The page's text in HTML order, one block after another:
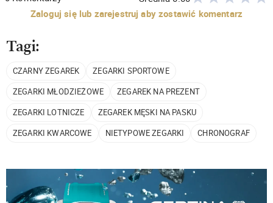
Zaloguj się lub zarejestruj aby zostawić komentarz
Tagi:
CZARNY ZEGAREK
ZEGARKI SPORTOWE
ZEGARKI MŁODZIEŻOWE
ZEGAREK NA PREZENT
ZEGARKI LOTNICZE
ZEGAREK MĘSKI NA PASKU
ZEGARKI KWARCOWE
NIETYPOWE ZEGARKI CHRONOGRAF